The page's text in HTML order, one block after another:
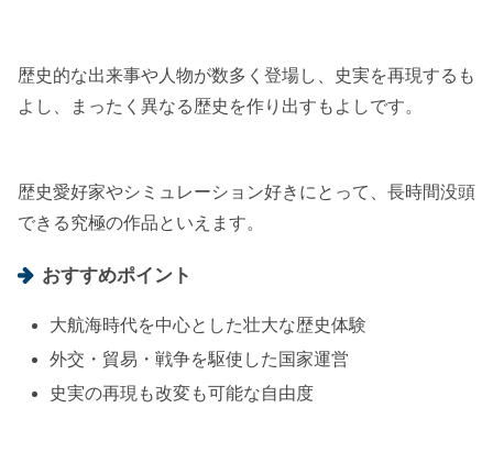
歴史的な出来事や人物が数多く登場し、史実を再現するも
よし、まったく異なる歴史を作り出すもよしです。
歴史愛好家やシミュレーション好きにとって、長時間没頭
できる究極の作品といえます。
おすすめポイント
大航海時代を中心とした壮大な歴史体験
外交・貿易・戦争を駆使した国家運営
史実の再現も改変も可能な自由度